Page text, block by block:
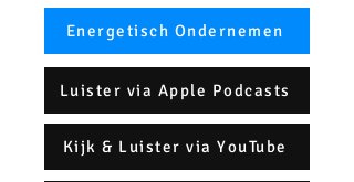
Energetisch Ondernemen
Luister via Apple Podcasts
Kijk & Luister via YouTube